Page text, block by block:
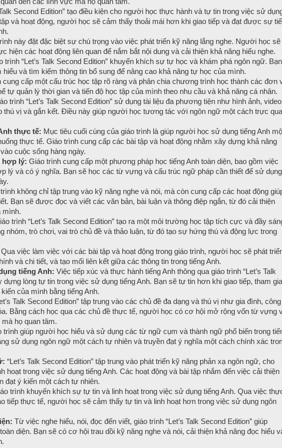
Second Edition” tạo điều kiện cho người học thực hành và tự tin trong việc sử
và hoạt động, người học sẽ cảm thấy thoải mái hơn khi giao tiếp và đạt được sự
này đặt đặc biệt sự chú trọng vào việc phát triển kỹ năng lắng nghe. Người học sẽ
hiện các hoạt động liên quan để nắm bắt nội dung và cải thiện khả năng hiểu nghe.
trình “Let’s Talk Second Edition” khuyến khích sự tự học và khám phá ngôn ngữ. Bạn
và tìm kiếm thông tin bổ sung để nâng cao khả năng tự học của mình.
cung cấp một cấu trúc học tập rõ ràng và phân chia chương trình học thành các đơn
tự quản lý thời gian và tiến độ học tập của mình theo nhu cầu và khả năng cá nhân.
trình “Let’s Talk Second Edition” sử dụng tài liệu đa phương tiện như hình ảnh, video
thú vị và gắn kết. Điều này giúp người học tương tác với ngôn ngữ một cách trực
thực tế: Mục tiêu cuối cùng của giáo trình là giúp người học sử dụng tiếng Anh
thực tế. Giáo trình cung cấp các bài tập và hoạt động nhằm xây dựng khả năng
cuộc sống hàng ngày.
hợp lý: Giáo trình cung cấp một phương pháp học tiếng Anh toàn diện, bao gồm việc
lý và có ý nghĩa. Bạn sẽ học các từ vựng và cấu trúc ngữ pháp cần thiết để sử dụng
không chỉ tập trung vào kỹ năng nghe và nói, mà còn cung cấp các hoạt động
Bạn sẽ được đọc và viết các văn bản, bài luận và thông điệp ngắn, từ đó cải thiện
mình.
trình “Let’s Talk Second Edition” tạo ra một môi trường học tập tích cực và đầy
nhóm, trò chơi, vai trò chủ đề và thảo luận, từ đó tạo sự hứng thú và động lực trong
Qua việc làm việc với các bài tập và hoạt động trong giáo trình, người học sẽ phát
và chi tiết, và tạo mối liên kết giữa các thông tin trong tiếng Anh.
tiếng Anh: Việc tiếp xúc và thực hành tiếng Anh thông qua giáo trình “Let’s Talk
dựng lòng tự tin trong việc sử dụng tiếng Anh. Bạn sẽ tự tin hơn khi giao tiếp, tham gia
của mình bằng tiếng Anh.
Talk Second Edition” tập trung vào các chủ đề đa dạng và thú vị như gia đình, công
Bằng cách học qua các chủ đề thực tế, người học có cơ hội mở rộng vốn từ vựng
họ quan tâm.
trình giúp người học hiểu và sử dụng các từ ngữ cụm và thành ngữ phổ biến trong
sử dụng ngôn ngữ một cách tự nhiên và truyền đạt ý nghĩa một cách chính xác
“Let’s Talk Second Edition” tập trung vào phát triển kỹ năng phản xạ ngôn ngữ, cho
hoạt trong việc sử dụng tiếng Anh. Các hoạt động và bài tập nhắm đến việc cải thiện
đạt ý kiến một cách tự nhiên.
trình khuyến khích sự tự tin và linh hoạt trong việc sử dụng tiếng Anh. Qua việc
tiếp thực tế, người học sẽ cảm thấy tự tin và linh hoạt hơn trong việc sử dụng ngôn
Từ việc nghe hiểu, nói, đọc đến viết, giáo trình “Let’s Talk Second Edition” giúp
diện. Bạn sẽ có cơ hội trau dồi kỹ năng nghe và nói, cải thiện khả năng đọc hiểu